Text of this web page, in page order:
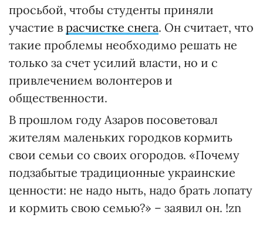
просьбой, чтобы студенты приняли
участие в расчистке снега. Он считает, что
такие проблемы необходимо решать не
только за счет усилий власти, но и с
привлечением волонтеров и
общественности.
В прошлом году Азаров посоветовал
жителям маленьких городков кормить
свои семьи со своих огородов. «Почему
подзабытые традиционные украинские
ценности: не надо ныть, надо брать лопату
и кормить свою семью?» – заявил он. !zn